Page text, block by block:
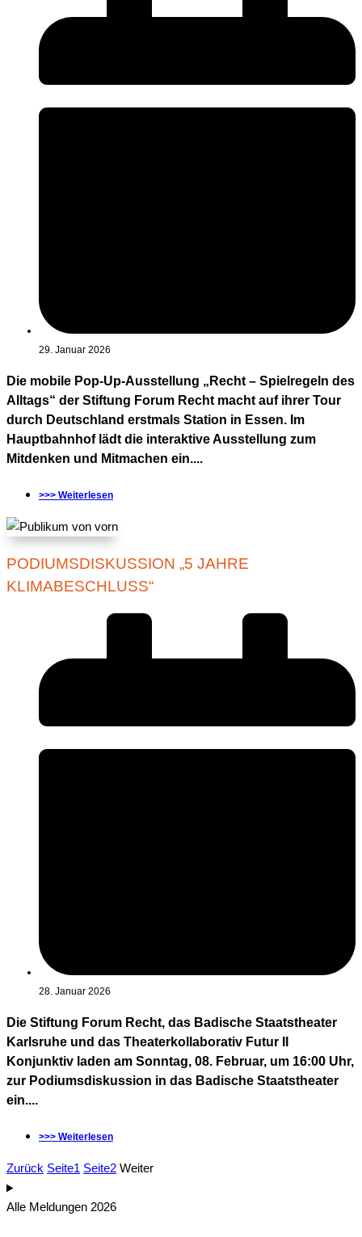
29. Januar 2026
Die mobile Pop-Up-Ausstellung „Recht – Spielregeln des
Alltags“ der Stiftung Forum Recht macht auf ihrer Tour
durch Deutschland erstmals Station in Essen. Im
Hauptbahnhof lädt die interaktive Ausstellung zum
Mitdenken und Mitmachen ein....
>>> Weiterlesen
PODIUMSDISKUSSION „5 JAHRE
KLIMABESCHLUSS“
28. Januar 2026
Die Stiftung Forum Recht, das Badische Staatstheater
Karlsruhe und das Theaterkollaborativ Futur II
Konjunktiv laden am Sonntag, 08. Februar, um 16:00 Uhr,
zur Podiumsdiskussion in das Badische Staatstheater
ein....
>>> Weiterlesen
Zurück Seite1 Seite2 Weiter
Alle Meldungen 2026